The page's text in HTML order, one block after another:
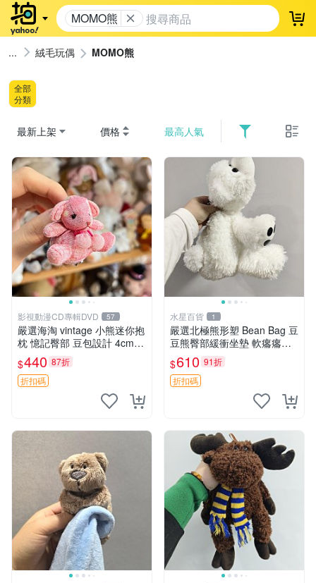
MOMO熊 登
絨毛玩偶 MOMO熊
全部
分類
最新上架 價格 最高人氣
影視動漫CD專輯DVD 57
嚴選海淘 vintage 小熊迷你抱
枕 憶記臀部 豆包設計 4cm
高 推薦收藏 迷你豆包小熊、
高臀部、豆袋抱枕
$440 87折
折扣碼
水星百貨 1
嚴選北極熊形塑 Bean Bag 豆
豆熊臀部緩衝坐墊 軟癟癟舒
壓設計 保暖又實用 適合久坐
放松 推薦居家使用 RUSS系
列 豆豆熊屁屁坐墊 3D顆粒結
$610 91折
折扣碼